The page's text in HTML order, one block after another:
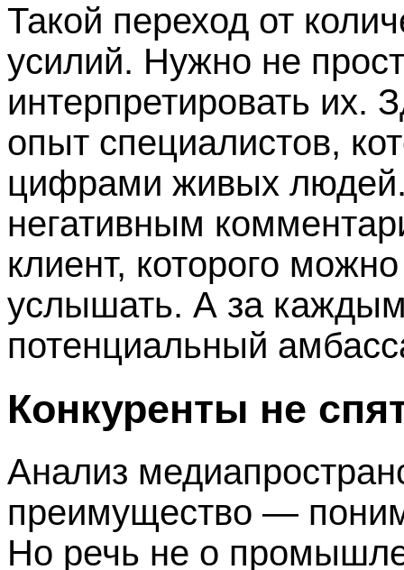
Такой переход от
усилий. Нужно не
интерпретировать их.
опыт специалистов,
цифрами живых
негативным
клиент, которого
услышать. А за
потенциальный
Конкуренты не
Анализ
преимущество —
Но речь не о